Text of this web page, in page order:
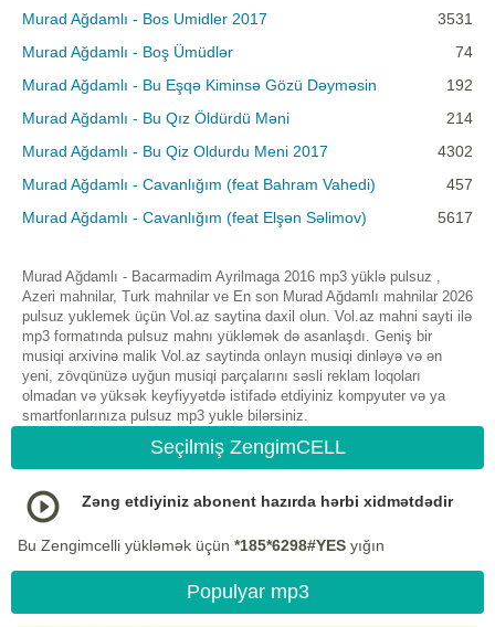
Murad Ağdamlı - Bos Umidler 2017
3531
Murad Ağdamlı - Boş Ümüdlər
74
Murad Ağdamlı - Bu Eşqə Kiminsə Gözü Dəyməsin
192
Murad Ağdamlı - Bu Qız Öldürdü Məni
214
Murad Ağdamlı - Bu Qiz Oldurdu Meni 2017
4302
Murad Ağdamlı - Cavanlığım (feat Bahram Vahedi)
457
Murad Ağdamlı - Cavanlığım (feat Elşən Səlimov)
5617
Murad Ağdamlı - Bacarmadim Ayrilmaga 2016 mp3 yüklə pulsuz ,
Azeri mahnilar, Turk mahnilar ve En son Murad Ağdamlı mahnilar 2026
pulsuz yuklemek üçün Vol.az saytina daxil olun. Vol.az mahni sayti ilə
mp3 formatında pulsuz mahnı yükləmək də asanlaşdı. Geniş bir
musiqi arxivinə malik Vol.az saytinda onlayn musiqi dinləyə və ən
yeni, zövqünüzə uyğun musiqi parçalarını səsli reklam loqoları
olmadan və yüksək keyfiyyətdə istifadə etdiyiniz kompyuter və ya
smartfonlarınıza pulsuz mp3 yukle bilərsiniz.
Seçilmiş ZengimCELL
Zəng etdiyiniz abonent hazırda hərbi xidmətdədir
Bu Zengimcelli yükləmək üçün *185*6298#YES yığın
Populyar mp3